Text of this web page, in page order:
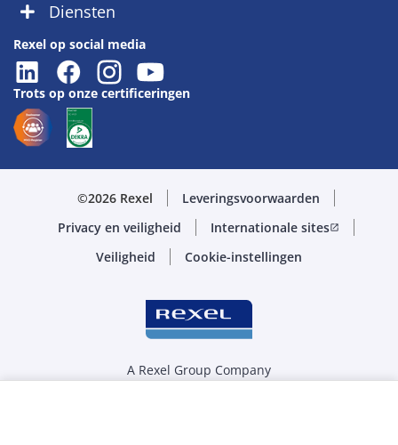
Diensten
Rexel op social media
Trots op onze certificeringen
©2026 Rexel
Leveringsvoorwaarden
Privacy en veiligheid
Internationale sitesopen_in_new
Veiligheid Cookie-instellingen
A Rexel Group Company